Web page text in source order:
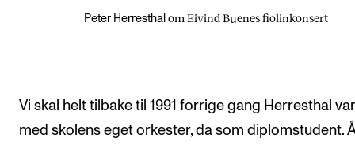
Peter Herresthal om Eivind Buenes fiolinkonsert
Vi skal helt tilbake til 1991 forrige gang Herresthal
med skolens eget orkester, da som diplomstudent.